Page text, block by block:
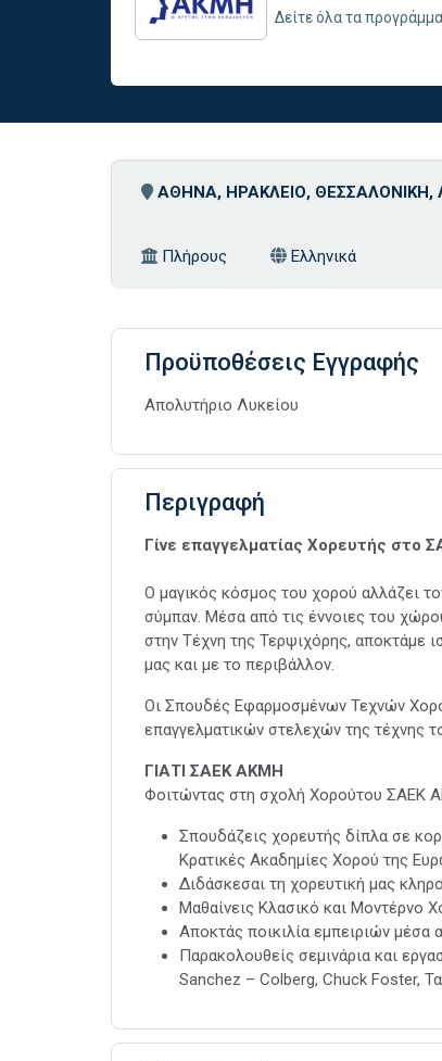
Δείτε όλα τα
ΑΘΗΝΑ, ΗΡΑΚΛΕΙΟ, ΘΕΣΣΑΛΟΝΙΚΗ,
Πλήρους Ελληνικά
Προϋποθέσεις Εγγραφής
Απολυτήριο Λυκείου
Περιγραφή
Γίνε επαγγελματίας Χορευτής στο
Ο μαγικός κόσμος του χορού αλλάζει
σύμπαν. Μέσα από τις έννοιες του
στην Τέχνη της Τερψιχόρης, αποκτάμε
μας και με το περιβάλλον.
Οι Σπουδές Εφαρμοσμένων Τεχνών
επαγγελματικών στελεχών της τέχνης
ΓΙΑΤΙ ΣΑΕΚΑΚΜΗ
Φοιτώντας στη σχολή Χορούτου ΣΑΕΚ
Σπουδάζεις χορευτής δίπλα σε
Κρατικές Ακαδημίες Χορού της
Διδάσκεσαι τη χορευτική μας
Μαθαίνεις Κλασικό και Μοντέρνο
Αποκτάς ποικιλία εμπειριών μέσα
Παρακολουθείς σεμινάρια και
Sanchez – Colberg, Chuck Foster,